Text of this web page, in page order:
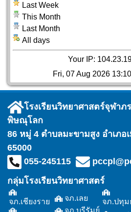
Last Week
This Month
Last Month
All days
Your IP:
Fri, 07 Aug 2026
โรงเรียนวิทยาศาสตร์จุฬา
พิษณุโลก
86 หมู่ 4 ตำบลมะขามสูง อำเภ
65000
055-245115
กลุ่มโรงเรียนวิทยาศาสตร์
จภ.เชียงราย
จภ.เลย
จภ.บุรีรัมย์
จภ.ปทุ